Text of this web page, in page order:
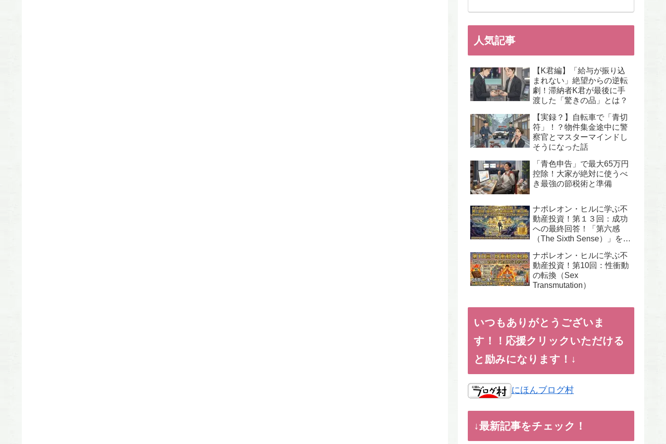
人気記事
【K君編】「給与が振り込
まれない」絶望からの逆転
劇！滞納者K君が最後に手
渡した「驚きの品」とは？
【実録？】自転車で「青切
符」！？物件集金途中に警
察官とマスターマインドし
そうになった話
「青色申告」で最大65万円
控除！大家が絶対に使うべ
き最強の節税術と準備
ナポレオン・ヒルに学ぶ不
動産投資！第１３回：成功
への最終回答！「第六感
（The Sixth Sense）」を呼
ンスに変える不動産投資術
ナポレオン・ヒルに学ぶ不
動産投資！第10回：性衝動
の転換（Sex
Transmutation）
いつもありがとうございま
す！！応援クリックいただける
と励みになります！↓
にほんブログ村
↓最新記事をチェック！